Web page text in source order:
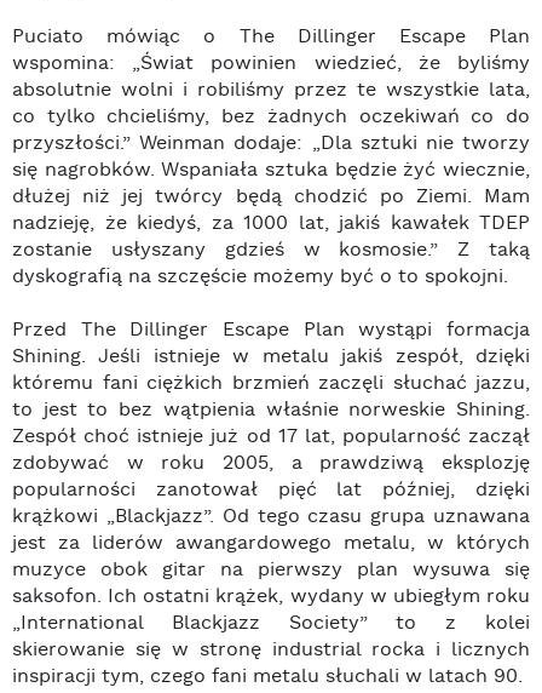
Puciato mówiąc o The Dillinger Escape Plan
wspomina: „Świat powinien wiedzieć, że byliśmy
absolutnie wolni i robiliśmy przez te wszystkie lata,
co tylko chcieliśmy, bez żadnych oczekiwań co do
przyszłości.” Weinman dodaje: „Dla sztuki nie tworzy
się nagrobków. Wspaniała sztuka będzie żyć wiecznie,
dłużej niż jej twórcy będą chodzić po Ziemi. Mam
nadzieję, że kiedyś, za 1000 lat, jakiś kawałek TDEP
zostanie usłyszany gdzieś w kosmosie.” Z taką
dyskografią na szczęście możemy być o to spokojni.
Przed The Dillinger Escape Plan wystąpi formacja
Shining. Jeśli istnieje w metalu jakiś zespół, dzięki
któremu fani ciężkich brzmień zaczęli słuchać jazzu,
to jest to bez wątpienia właśnie norweskie Shining.
Zespół choć istnieje już od 17 lat, popularność zaczął
zdobywać w roku 2005, a prawdziwą eksplozję
popularności zanotował pięć lat później, dzięki
krążkowi „Blackjazz”. Od tego czasu grupa uznawana
jest za liderów awangardowego metalu, w których
muzyce obok gitar na pierwszy plan wysuwa się
saksofon. Ich ostatni krążek, wydany w ubiegłym roku
„International Blackjazz Society” to z kolei
skierowanie się w stronę industrial rocka i licznych
inspiracji tym, czego fani metalu słuchali w latach 90.